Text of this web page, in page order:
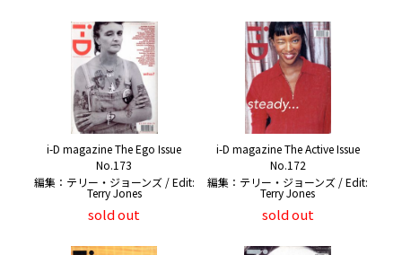
i-D magazine The Ego Issue
No.173
編集：テリー・ジョーンズ / Edit:
Terry Jones
sold out
i-D magazine The Active Issue
No.172
編集：テリー・ジョーンズ / Edit:
Terry Jones
sold out